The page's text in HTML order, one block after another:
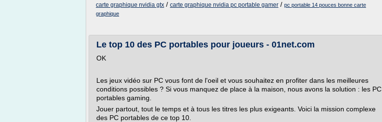
carte graphique nvidia gtx / carte graphique nvidia pc portable gamer / pc portable 14 pouces bonne carte
graphique
Le top 10 des PC portables pour joueurs - 01net.com
OK
Les jeux vidéo sur PC vous font de l'oeil et vous souhaitez en profiter dans les meilleures
conditions possibles ? Si vous manquez de place à la maison, nous avons la solution : les PC
portables gaming.
Jouer partout, tout le temps et à tous les titres les plus exigeants. Voici la mission complexe
des PC portables de ce top 10.